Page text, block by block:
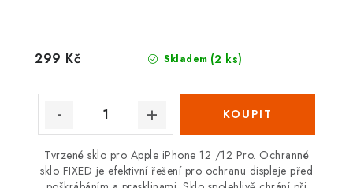
Skladem (2 ks)
299 Kč
Tvrzené sklo pro Apple iPhone 12 /12 Pro. Ochranné
sklo FIXED je efektivní řešení pro ochranu displeje před